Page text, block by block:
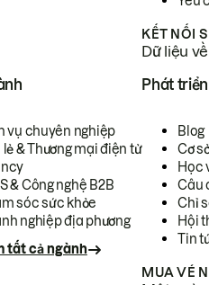
KẾT NỐI
Dữ liệu
vụ chuyên nghiệp
lẻ & Thương mại điện tử
& Công nghệ B2B
sóc sức khỏe
nghiệp địa phương
tất cả ngành
Phát
Blog
Cơ
Học
Câu
Chỉ
Hội
Tin
MUA VÉ